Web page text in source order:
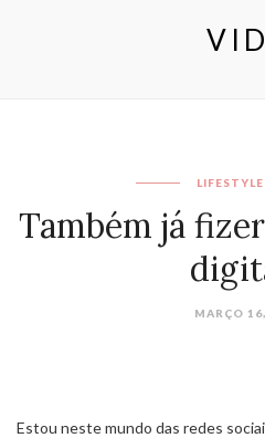
LIFESTYLE
Também já
MARÇO
Estou neste mundo das redes